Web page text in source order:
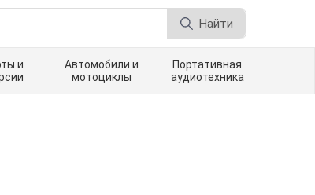
Найти
и
Автомобили и
мотоциклы
Портативная
аудиотехника